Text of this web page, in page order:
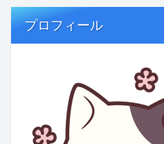
プロフィール